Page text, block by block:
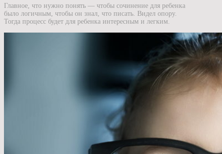
Главное, что нужно понять — чтобы сочинение для ребенка
было логичным, чтобы он знал, что писать. Видел опору.
Тогда процесс будет для ребенка интересным и легким.